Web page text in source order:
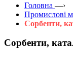
Головна —›
Промислові
Сорбенти,
Сорбенти,